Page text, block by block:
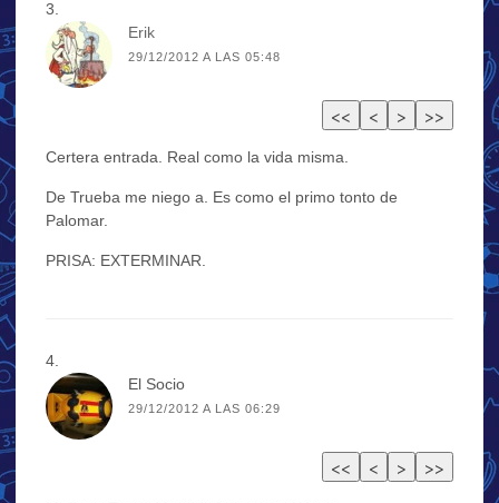
Erik
29/12/2012 A LAS 05:48
Certera entrada. Real como la vida misma.
De Trueba me niego a. Es como el primo tonto de
Palomar.
PRISA: EXTERMINAR.
El Socio
29/12/2012 A LAS 06:29